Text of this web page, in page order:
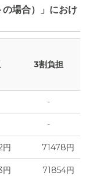
の場合）」におけ
3割負担
-
-
円 71478円
71854円